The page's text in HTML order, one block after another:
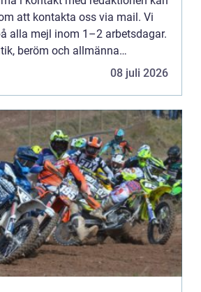
att kontakta oss via mail. Vi
alla mejl inom 1–2 arbetsdagar.
beröm och allmänna
innehållet på vår sida.08 juli 2026